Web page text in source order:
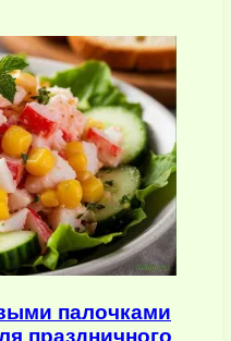
палочками
праздничного